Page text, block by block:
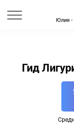
Юлия -
Гид